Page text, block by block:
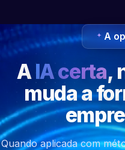
A
AIA certa,
muda a
Quando aplicada com